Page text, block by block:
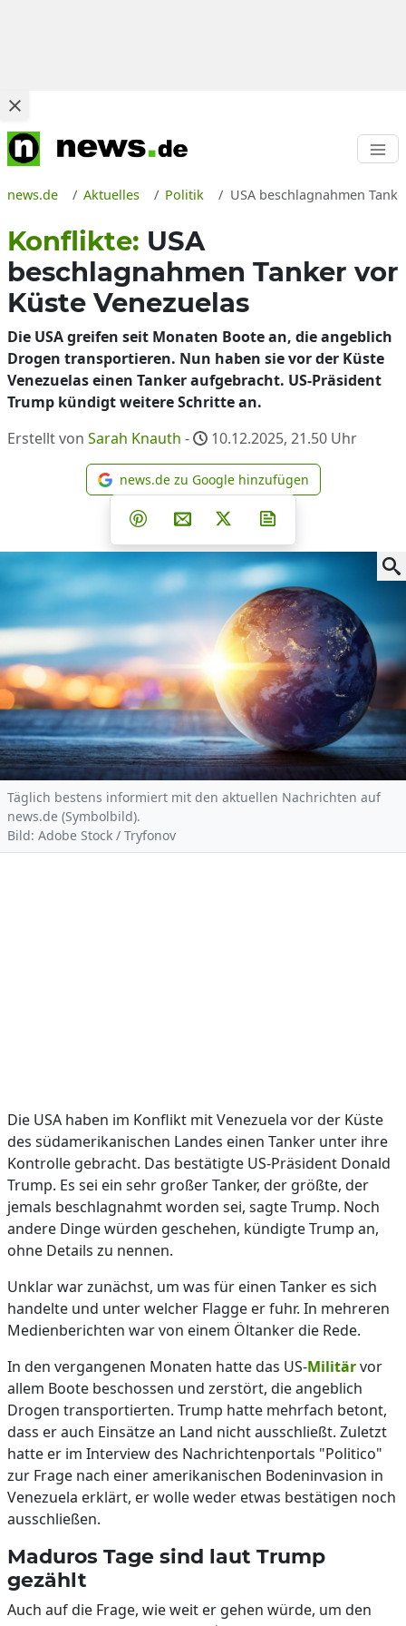
news.de Aktuelles Politik USA beschlagnahmen
Konflikte: USA
beschlagnahmen Tanker vor
Küste Venezuelas
Die USA greifen seit Monaten Boote an, die angeblich
Drogen transportieren. Nun haben sie vor der Küste
Venezuelas einen Tanker aufgebracht. US-Präsident
Trump kündigt weitere Schritte an.
Erstellt von Sarah Knauth - 10.12.2025, 21.50 Uhr
news.de zu Google
news.de zu Google hinzufügen
Teilen auf Facebook
Teilen auf Whatsapp
Teilen auf Telegram
Teilen auf Pinterest
Per E-Mail teilen
Post auf X
Täglich bestens informiert mit den aktuellen Nachrichten auf
news.de (Symbolbild).
Bild: Adobe Stock / Tryfonov
Die USA haben im Konflikt mit Venezuela vor der Küste
des südamerikanischen Landes einen Tanker unter ihre
Kontrolle gebracht. Das bestätigte US-Präsident Donald
Trump. Es sei ein sehr großer Tanker, der größte, der
jemals beschlagnahmt worden sei, sagte Trump. Noch
andere Dinge würden geschehen, kündigte Trump an,
ohne Details zu nennen.
Unklar war zunächst, um was für einen Tanker es sich
handelte und unter welcher Flagge er fuhr. In mehreren
Medienberichten war von einem Öltanker die Rede.
In den vergangenen Monaten hatte das US-Militärvor
allem Boote beschossen und zerstört, die angeblich
Drogen transportierten. Trump hatte mehrfach betont,
dass er auch Einsätze an Land nicht ausschließt. Zuletzt
hatte er im Interview des Nachrichtenportals "Politico"
zur Frage nach einer amerikanischen Bodeninvasion in
Venezuela erklärt, er wolle weder etwas bestätigen noch
ausschließen.
Maduros Tage sind laut Trump
gezählt
Auch auf die Frage, wie weit er gehen würde, um den